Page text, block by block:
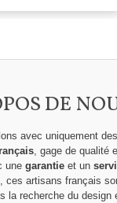
DE
avec uniquement des
, gage de qualité
une garantie et un
, ces artisans français
la recherche du design